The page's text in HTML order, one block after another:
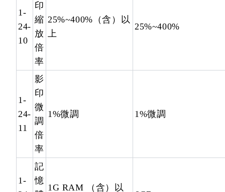
1-
24-
10
印
縮
放
倍
率
25%~400%（含）以
上
25%~400%
1-
24-
11
影
印
微
調
倍
率
1%微調 1%微調
1-
記
憶
1G RAM （含）以